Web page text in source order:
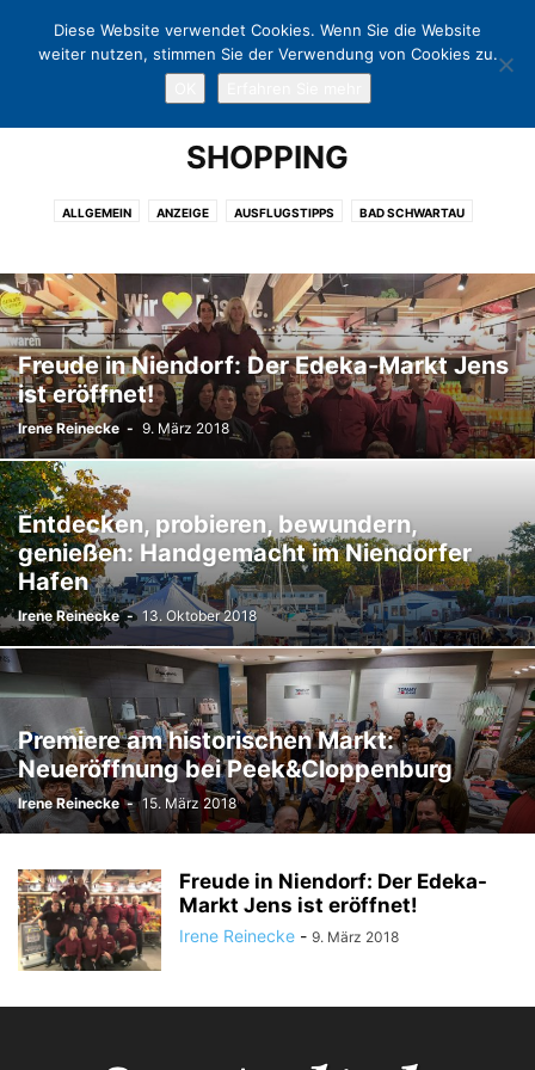
SHOPPING
ALLGEMEIN ANZEIGE AUSFLUGSTIPPS BAD SCHWARTAU
KULTUR KUNST LÜBECK LÜBECKER BUCHT NEUSTADT
NIENDORF OSTHOLSTEIN POLITIK PÖNITZ SCHARBEUTZ
SCHÜRSDORF SHOPPING SPORT TERMINE
TIMMENDORFER STRAND TRAVEMÜNDE WARNSDORF
Freude in Niendorf: Der Edeka-Markt Jens
ist eröffnet!
Irene Reinecke - 9. März 2018
Entdecken, probieren, bewundern,
genießen: Handgemacht im Niendorfer
Hafen
Irene Reinecke - 13. Oktober 2018
Premiere am historischen Markt:
Neueröffnung bei Peek&Cloppenburg
Irene Reinecke - 15. März 2018
Freude in Niendorf: Der Edeka-
Markt Jens ist eröffnet!
Irene Reinecke - 9. März 2018
Diese Website verwendet Cookies. Wenn Sie die Website
weiter nutzen, stimmen Sie der Verwendung von Cookies zu.